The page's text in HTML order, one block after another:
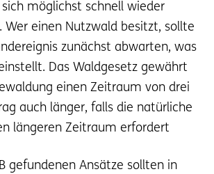
möglichst schnell wieder
Wer einen Nutzwald besitzt, sollte
zunächst abwarten, was
Das Waldgesetz gewährt
einen Zeitraum von drei
auch länger, falls die natürliche
längeren Zeitraum erfordert
gefundenen Ansätze sollten in